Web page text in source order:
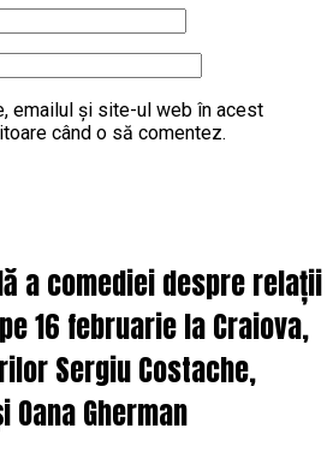
emailul și site-ul web în acest
când o să comentez.
a comediei despre relații
16 februarie la Craiova,
Sergiu Costache,
Oana Gherman